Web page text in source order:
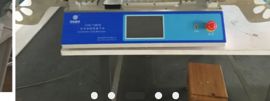
เว็บไซต์
นโยบาย
ความ